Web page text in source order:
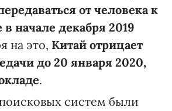
от человека к
начале декабря 2019
на это, Китай отрицает
до 20 января 2020,
.
систем были